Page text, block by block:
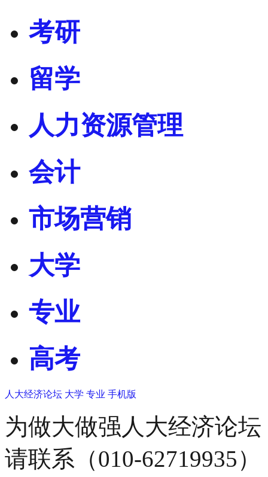
考研
留学
人力资源管理
会计
市场营销
大学
专业
高考
人大经济论坛 大学 专业 手机版
为做大做强人大经济论
请联系（010-62719935）